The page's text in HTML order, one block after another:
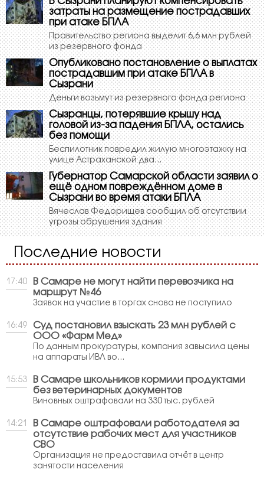
затраты на размещение пострадавших
при атаке БПЛА
Правительство региона выделит 6,6 млн рублей
из резервного фонда
Опубликовано постановление о выплатах
пострадавшим при атаке БПЛА в
Сызрани
Деньги возьмут из резервного фонда региона
Сызранцы, потерявшие крышу над
головой из-за падения БПЛА, остались
без помощи
Беспилотник повредил жилую многоэтажку на
улице Астраханской два...
Губернатор Самарской области заявил о
ещё одном повреждённом доме в
Сызрани во время атаки БПЛА
Вячеслав Федорищев сообщил об отсутствии
угрозы обрушения здания
Последние новости
17:40
В Самаре не могут найти перевозчика на
маршрут №46
Заявок на участие в торгах снова не поступило
16:49
Суд постановил взыскать 23 млн рублей с
ООО «Фарм Мед»
По данным прокуратуры, компания завысила цены
на аппараты ИВЛ во...
15:53
В Самаре школьников кормили продуктами
без ветеринарных документов
Виновных оштрафовали на 330 тыс. рублей
14:21
В Самаре оштрафовали работодателя за
отсутствие рабочих мест для участников
СВО
Организация не предоставила отчёт в центр
занятости населения